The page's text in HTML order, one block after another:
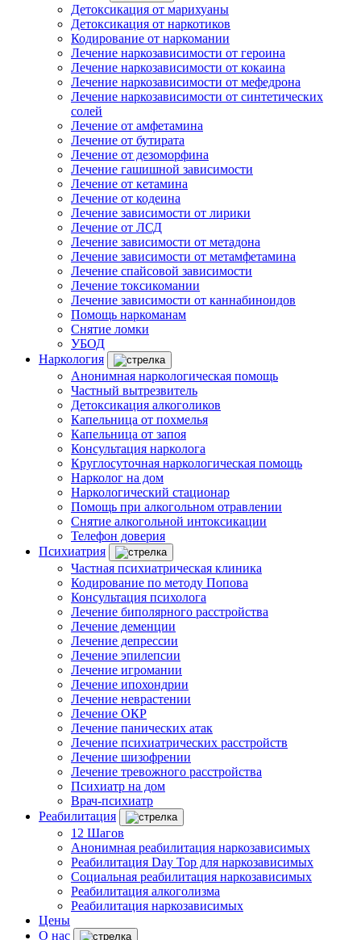
Детоксикация от марихуаны
Детоксикация от наркотиков
Кодирование от наркомании
Лечение наркозависимости от героина
Лечение наркозависимости от кокаина
Лечение наркозависимости от мефедрона
Лечение наркозависимости от синтетических
солей
Лечение от амфетамина
Лечение от бутирата
Лечение от дезоморфина
Лечение гашишной зависимости
Лечение от кетамина
Лечение от кодеина
Лечение зависимости от лирики
Лечение от ЛСД
Лечение зависимости от метадона
Лечение зависимости от метамфетамина
Лечение спайсовой зависимости
Лечение токсикомании
Лечение зависимости от каннабиноидов
Помощь наркоманам
Снятие ломки
УБОД
Наркология
Анонимная наркологическая помощь
Частный вытрезвитель
Детоксикация алкоголиков
Капельница от похмелья
Капельница от запоя
Консультация нарколога
Круглосуточная наркологическая помощь
Нарколог на дом
Наркологический стационар
Помощь при алкогольном отравлении
Снятие алкогольной интоксикации
Телефон доверия
Психиатрия
Частная психиатрическая клиника
Кодирование по методу Попова
Консультация психолога
Лечение биполярного расстройства
Лечение деменции
Лечение депрессии
Лечение эпилепсии
Лечение игромании
Лечение ипохондрии
Лечение неврастении
Лечение ОКР
Лечение панических атак
Лечение психиатрических расстройств
Лечение шизофрении
Лечение тревожного расстройства
Психиатр на дом
Врач-психиатр
Реабилитация
12 Шагов
Анонимная реабилитация наркозависимых
Реабилитация Day Top для наркозависимых
Социальная реабилитация наркозависимых
Реабилитация алкоголизма
Реабилитация наркозависимых
Цены
О нас